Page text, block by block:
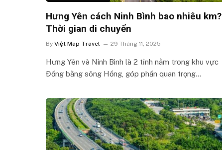
Hưng Yên cách Ninh Bình bao nhiêu km?
Thời gian di chuyển
By Việt Map Travel 29 Tháng 11, 2025
Hưng Yên và Ninh Bình là 2 tỉnh nằm trong khu vực
Đồng bằng sông Hồng, góp phần quan trọng…